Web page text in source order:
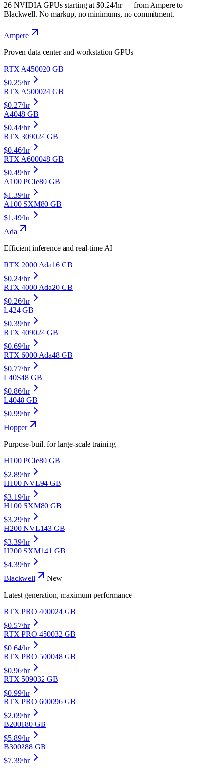
26 NVIDIA GPUs starting at $0.24/hr — from Ampere to
Blackwell. No markup, no minimums, no commitment.
Ampere
Proven data center and workstation GPUs
RTX A450020 GB
$0.25/hr
RTX A500024 GB
$0.27/hr
A4048 GB
$0.44/hr
RTX 309024 GB
$0.46/hr
RTX A600048 GB
$0.49/hr
A100 PCIe80 GB
$1.39/hr
A100 SXM80 GB
$1.49/hr
Ada
Efficient inference and real-time AI
RTX 2000 Ada16 GB
$0.24/hr
RTX 4000 Ada20 GB
$0.26/hr
L424 GB
$0.39/hr
RTX 409024 GB
$0.69/hr
RTX 6000 Ada48 GB
$0.77/hr
L40S48 GB
$0.86/hr
L4048 GB
$0.99/hr
Hopper
Purpose-built for large-scale training
H100 PCIe80 GB
$2.89/hr
H100 NVL94 GB
$3.19/hr
H100 SXM80 GB
$3.29/hr
H200 NVL143 GB
$3.39/hr
H200 SXM141 GB
$4.39/hr
Blackwell
New
Latest generation, maximum performance
RTX PRO 400024 GB
$0.57/hr
RTX PRO 450032 GB
$0.64/hr
RTX PRO 500048 GB
$0.96/hr
RTX 509032 GB
$0.99/hr
RTX PRO 600096 GB
$2.09/hr
B200180 GB
$5.89/hr
B300288 GB
$7.39/hr